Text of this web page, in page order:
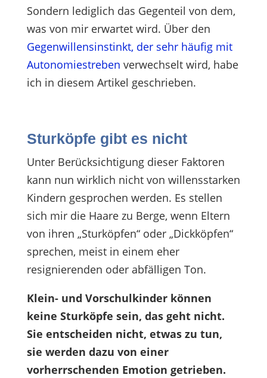
Sondern lediglich das Gegenteil von dem,
was von mir erwartet wird. Über den
Gegenwillensinstinkt, der sehr häufig mit
Autonomiestreben verwechselt wird, habe
ich in diesem Artikel geschrieben.
Sturköpfe gibt es nicht
Unter Berücksichtigung dieser Faktoren
kann nun wirklich nicht von willensstarken
Kindern gesprochen werden. Es stellen
sich mir die Haare zu Berge, wenn Eltern
von ihren „Sturköpfen“ oder „Dickköpfen“
sprechen, meist in einem eher
resignierenden oder abfälligen Ton.
Klein- und Vorschulkinder können
keine Sturköpfe sein, das geht nicht.
Sie entscheiden nicht, etwas zu tun,
sie werden dazu von einer
vorherrschenden Emotion getrieben.